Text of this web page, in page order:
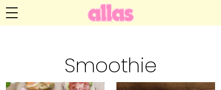
Anna María Larssons blogg
Smoothie